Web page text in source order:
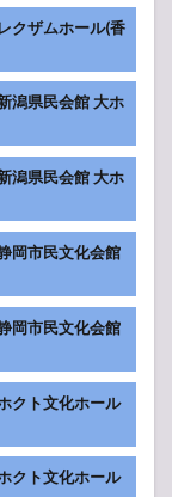
クザムホール(香
潟県民会館 大ホ
潟県民会館 大ホ
岡市民文化会館
岡市民文化会館
クト文化ホール
クト文化ホール